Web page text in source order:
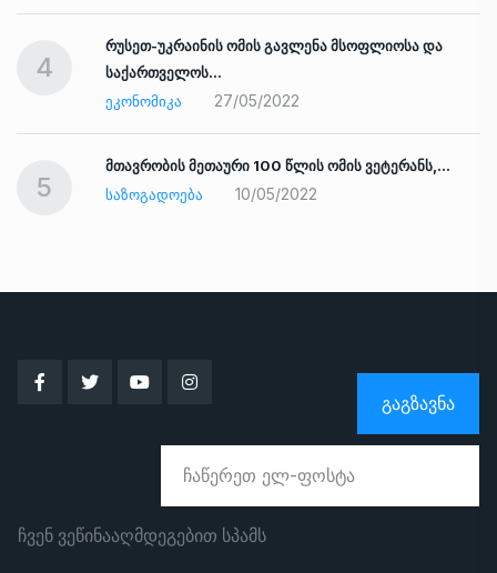
4
რუსეთ-უკრაინის ომის გავლენა მსოფლიოსა და
საქართველოს…
ᲔᲙᲝᲜᲝᲛᲘᲙᲐ
27/05/2022
5
მთავრობის მეთაური 100 წლის ომის ვეტერანს,…
ᲡᲐᲖᲝᲒᲐᲓᲝᲔᲑᲐ
10/05/2022
ᲒᲐᲒᲖᲐᲕᲜᲐ
ჩვენ ვეწინააღმდეგებით სპამს